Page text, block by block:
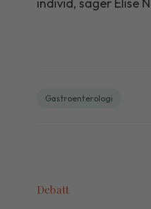
Gastroenterologi
Debatt